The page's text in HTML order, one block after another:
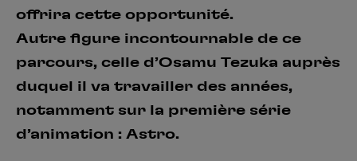
offrira cette opportunité.
Autre figure incontournable de ce
parcours, celle d’Osamu Tezuka auprès
duquel il va travailler des années,
notamment sur la première série
d’animation : Astro.